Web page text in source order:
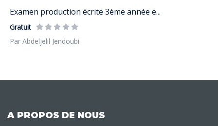
Examen production écrite 3ème année e...
Gratuit
Par Abdeljelil Jendoubi
A PROPOS DE NOUS